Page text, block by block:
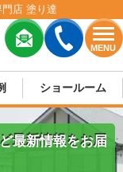
MENU
店 塗り達
ショールーム
最新情報をお届